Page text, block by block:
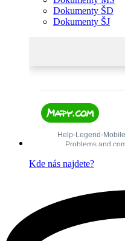
Dokumenty ŠD
Dokumenty ŠJ
Kde nás najdete?